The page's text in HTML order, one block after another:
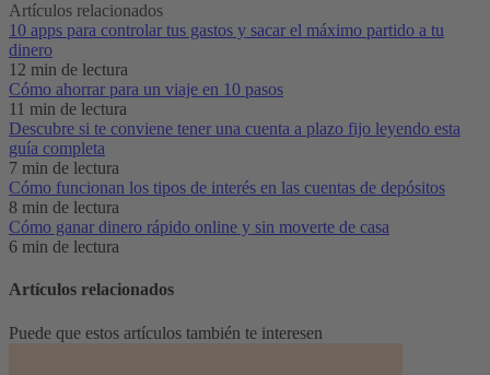
Artículos relacionados
10 apps para controlar tus gastos y sacar el máximo partido a tu
dinero
12 min de lectura
Cómo ahorrar para un viaje en 10 pasos
11 min de lectura
Descubre si te conviene tener una cuenta a plazo fijo leyendo esta
guía completa
7 min de lectura
Cómo funcionan los tipos de interés en las cuentas de depósitos
8 min de lectura
Cómo ganar dinero rápido online y sin moverte de casa
6 min de lectura
Artículos relacionados
Puede que estos artículos también te interesen